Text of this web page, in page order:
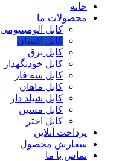
خانه
محصولات ما
کابل آلومینیومی
کابل افشان
کابل برق
کابل خودنگهدار
کابل سه فاز
کابل ماهان
کابل شیلد دار
کابل مسین
کابل اختر
پرداخت آنلاین
سفارش محصول
تماس با ما